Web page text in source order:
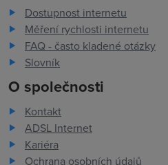
Dostupnost internetu
Měření rychlosti internetu
FAQ - často kladené otázky
Slovník
O společnosti
Kontakt
ADSL Internet
Kariéra
Ochrana osobních údajů